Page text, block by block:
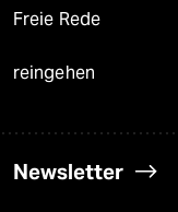
Freie Rede
reingehen
Newsletter